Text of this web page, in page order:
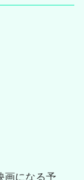
画になる予